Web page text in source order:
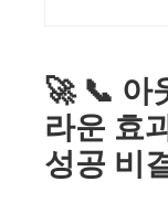
🚀 📞 아
라운 효
성공 비